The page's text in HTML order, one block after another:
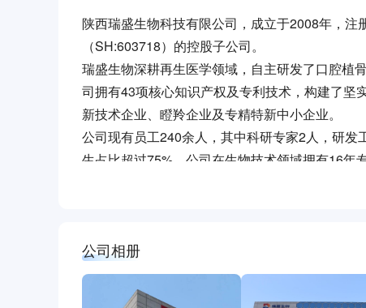
陕西瑞盛生物科技有限公司，成立于2008年，
（SH:603718）的控股子公司。
瑞盛生物深耕再生医学领域，自主研发了口腔植
司拥有43项核心知识产权及专利技术，构建了坚
新技术企业、瞪羚企业及专精特新中小企业。
公司现有员工240余人，其中科研专家2人，研
生占比超过75%。公司在生物技术领域拥有16年
工艺转化平台、临床服务平台等，能够完成项
瑞、膜瑞、瑞栓宁”三款在售医疗器械产品和“齿
公司致力于成为口腔领域全产业链头部企业。秉
动力”的发展思路，建设口腔领域全生态体系产
公司相册